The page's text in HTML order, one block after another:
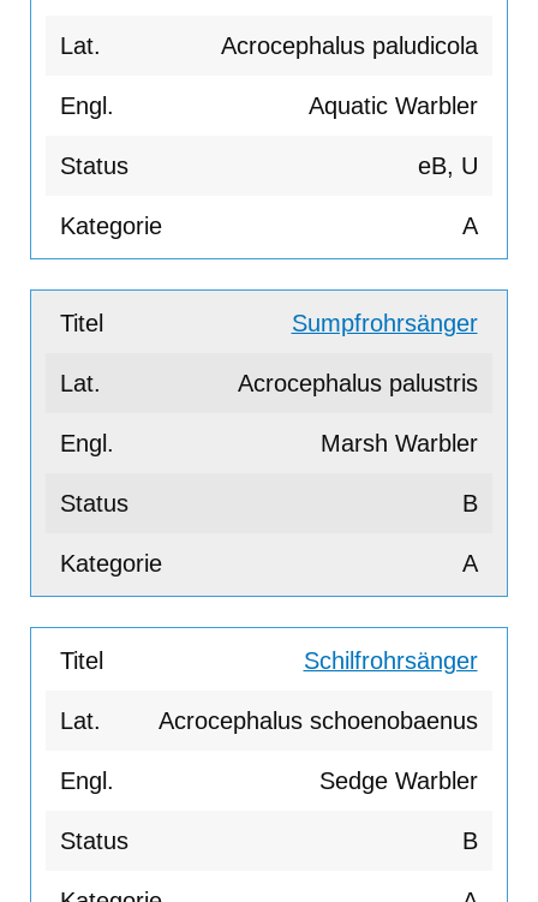
Acrocephalus paludicola
Aquatic Warbler
eB, U
A
Sumpfrohrsänger
Acrocephalus palustris
Marsh Warbler
B
A
Schilfrohrsänger
Acrocephalus schoenobaenus
Sedge Warbler
B